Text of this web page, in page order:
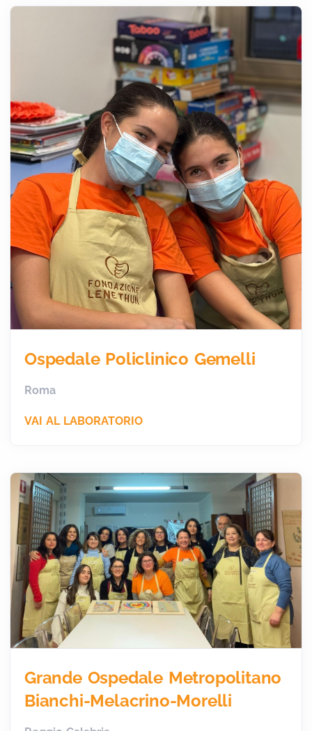
Ospedale Policlinico Gemelli
Roma
VAI AL LABORATORIO
Grande Ospedale Metropolitano
Bianchi-Melacrino-Morelli